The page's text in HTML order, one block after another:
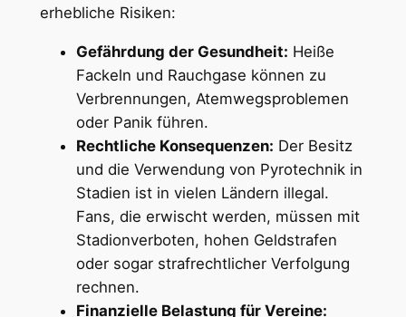
erhebliche Risiken:
Gefährdung der Gesundheit: Heiße
Fackeln und Rauchgase können zu
Verbrennungen, Atemwegsproblemen
oder Panik führen.
Rechtliche Konsequenzen: Der Besitz
und die Verwendung von Pyrotechnik in
Stadien ist in vielen Ländern illegal.
Fans, die erwischt werden, müssen mit
Stadionverboten, hohen Geldstrafen
oder sogar strafrechtlicher Verfolgung
rechnen.
Finanzielle Belastung für Vereine: